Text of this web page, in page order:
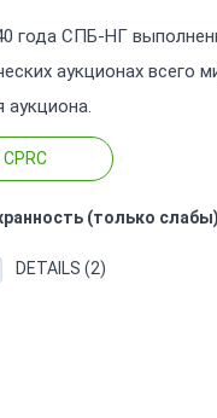
года СПБ-НГ
аукционах всего
аукциона.
(только слабы)
DETAILS (2)